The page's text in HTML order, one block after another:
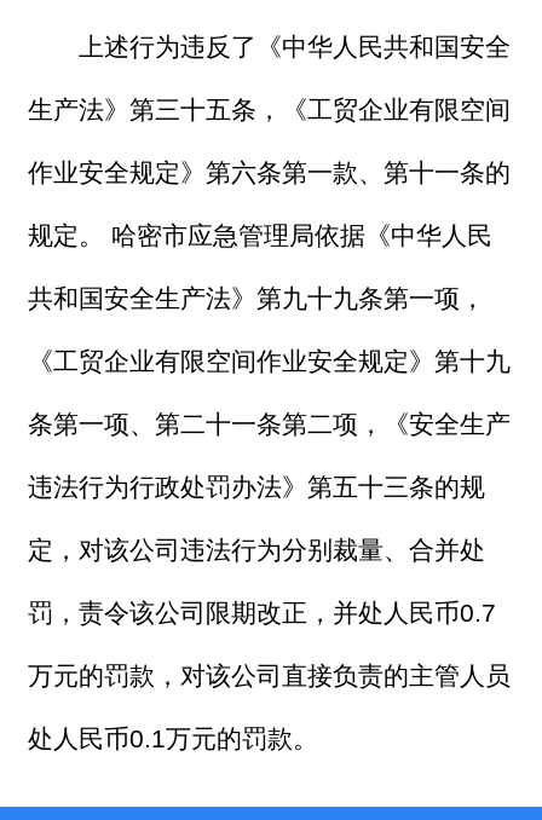
上述行为违反了《中华人民共和国安全
生产法》第三十五条，《工贸企业有限空间
作业安全规定》第六条第一款、第十一条的
规定。 哈密市应急管理局依据《中华人民
共和国安全生产法》第九十九条第一项，
《工贸企业有限空间作业安全规定》第十九
条第一项、第二十一条第二项，《安全生产
违法行为行政处罚办法》第五十三条的规
定，对该公司违法行为分别裁量、合并处
罚，责令该公司限期改正，并处人民币0.7
万元的罚款，对该公司直接负责的主管人员
处人民币0.1万元的罚款。